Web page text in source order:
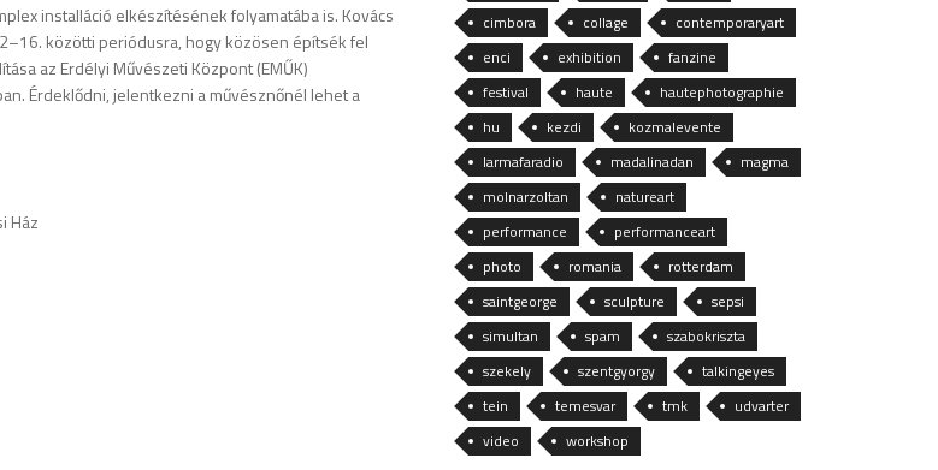
installáció elkészítésének folyamatába is. Kovács
közötti periódusra, hogy közösen építsék fel
az Erdélyi Művészeti Központ (EMŰK)
Érdeklődni, jelentkezni a művésznőnél lehet a
Ház
cimbora
collage
contemporaryart
enci
exhibition
fanzine
festival
haute
hautephotographie
hu
kezdi
kozmalevente
larmafaradio
madalinadan
magma
molnarzoltan
natureart
performance
performanceart
photo
romania
rotterdam
saintgeorge
sculpture
sepsi
simultan
spam
szabokriszta
szekely
szentgyorgy
talkingeyes
tein
temesvar tmk
udvarter
video
workshop